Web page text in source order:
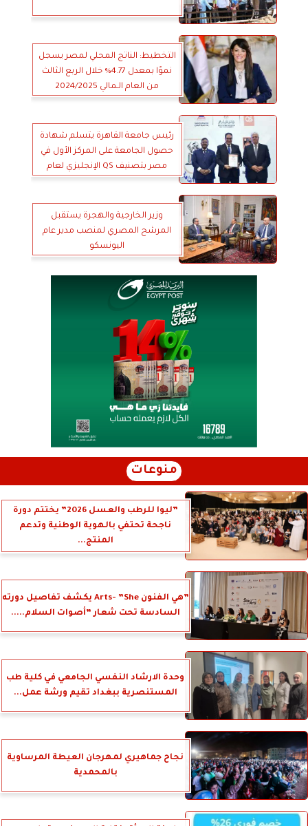
التخطيط: الناتج المحلي لمصر يسجل
نموًا بمعدل 4.77% خلال الربع الثالث
من العام الـمالي 2024/2025
رئيس جامعة القاهرة يتسلم شهادة
حصول الجامعة على المركز الأول في
مصر بتصنيف QS الإنجليزي لعام
وزير الخارجية والهجرة يستقبل
المرشح المصري لمنصب مدير عام
اليونسكو
منوعات
”ليوا للرطب والعسل 2026” يختتم دورة
ناجحة تحتفي بالهوية الوطنية وتدعم
المنتج...
”هي الفنون Arts- ”She يكشف تفاصيل دورته
السادسة تحت شعار ”أصوات السلام.....
وحدة الارشاد النفسي الجامعي في كلية طب
المستنصرية ببغداد تقيم ورشة عمل...
نجاح جماهيري لمهرجان العيطة المرساوية
بالمحمدية